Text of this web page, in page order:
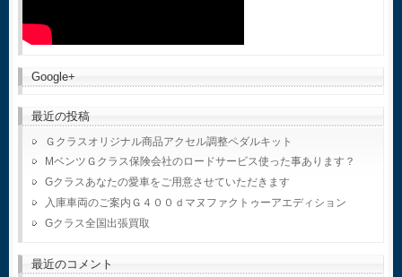
Google+
最近の投稿
Ｇクラスオリジナル商品アクセル調整ペダルキット
MベンツＧクラス保険会社のロードサービス使った事あります？
Gクラスあなたの愛車をご用意させていただきます
入庫車両のご案内Ｇ４００ｄマヌファクトゥーアエディション
Gクラス全国出張買取
最近のコメント